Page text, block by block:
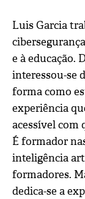
Luis Garcia
e à educação.
interessou-se
forma como
experiência
acessível com
É formador
inteligência
formadores.
dedica-se a